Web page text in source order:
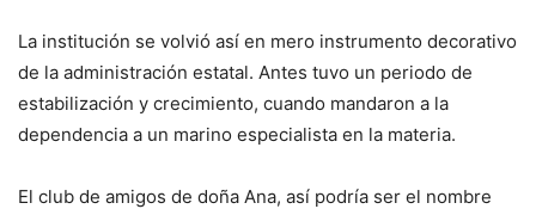
La institución se volvió así en mero instrumento decorativo
de la administración estatal. Antes tuvo un periodo de
estabilización y crecimiento, cuando mandaron a la
dependencia a un marino especialista en la materia.
El club de amigos de doña Ana, así podría ser el nombre